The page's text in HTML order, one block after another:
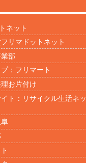
ネット
リマドットネット
部
：フリマート
お片付け
ト：リサイクル生活ネッ